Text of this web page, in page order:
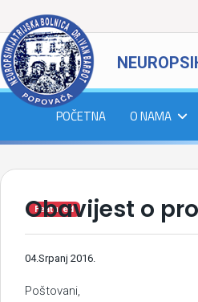
POČETNA O NAMA
Featured
Obavijest o
04.Srpanj 2016.
Poštovani,